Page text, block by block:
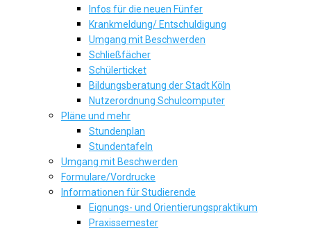
Infos für die neuen Fünfer
Krankmeldung/ Entschuldigung
Umgang mit Beschwerden
Schließfächer
Schülerticket
Bildungsberatung der Stadt Köln
Nutzerordnung Schulcomputer
Pläne und mehr
Stundenplan
Stundentafeln
Umgang mit Beschwerden
Formulare/Vordrucke
Informationen für Studierende
Eignungs- und Orientierungspraktikum
Praxissemester